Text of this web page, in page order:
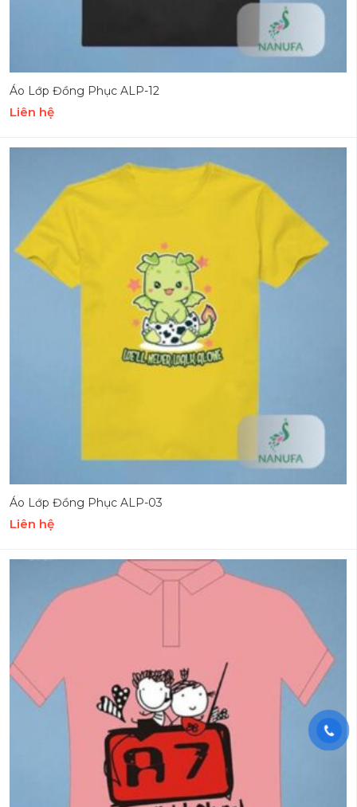
Áo Lớp Đồng Phục ALP-12
Liên hệ
Áo Lớp Đồng Phục ALP-03
Liên hệ